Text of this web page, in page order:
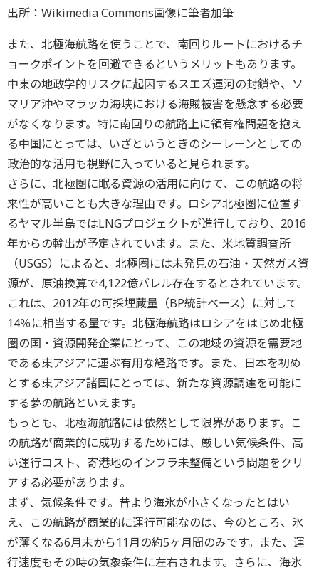
出所：Wikimedia Commons画像に筆者加筆
また、北極海航路を使うことで、南回りルートにおけるチ
ョークポイントを回避できるというメリットもあります。
中東の地政学的リスクに起因するスエズ運河の封鎖や、ソ
マリア沖やマラッカ海峡における海賊被害を懸念する必要
がなくなります。特に南回りの航路上に領有権問題を抱え
る中国にとっては、いざというときのシーレーンとしての
政治的な活用も視野に入っていると見られます。
さらに、北極圏に眠る資源の活用に向けて、この航路の将
来性が高いことも大きな理由です。ロシア北極圏に位置す
るヤマル半島ではLNGプロジェクトが進行しており、2016
年からの輸出が予定されています。また、米地質調査所
（USGS）によると、北極圏には未発見の石油・天然ガス資
源が、原油換算で4,122億バレル存在するとされています。
これは、2012年の可採埋蔵量（BP統計ベース）に対して
14％に相当する量です。北極海航路はロシアをはじめ北極
圏の国・資源開発企業にとって、この地域の資源を需要地
である東アジアに運ぶ有用な経路です。また、日本を初め
とする東アジア諸国にとっては、新たな資源調達を可能に
する夢の航路といえます。
もっとも、北極海航路には依然として限界があります。こ
の航路が商業的に成功するためには、厳しい気候条件、高
い運行コスト、寄港地のインフラ未整備という問題をクリ
アする必要があります。
まず、気候条件です。昔より海氷が小さくなったとはい
え、この航路が商業的に運行可能なのは、今のところ、氷
が薄くなる6月末から11月の約5ヶ月間のみです。また、運
行速度もその時の気象条件に左右されます。さらに、海氷